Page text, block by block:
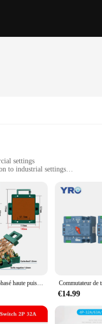
settings
to industrial settings
environments. Whether
management. With its ability
sleek, modern appearance
range of users, from DIY
systems without taking up
for those looking to manage
settings. The interrupteur
Joli à couteau biphasé haute puissance, sectionneur à double jet, haute qualité, 4P, 32A, 63A, 100A, 160A, 225A, 220V
€14.99